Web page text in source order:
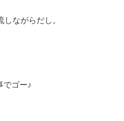
ながらだし。
でゴー♪